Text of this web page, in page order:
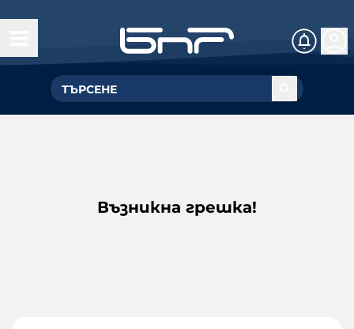
Възникна грешка!